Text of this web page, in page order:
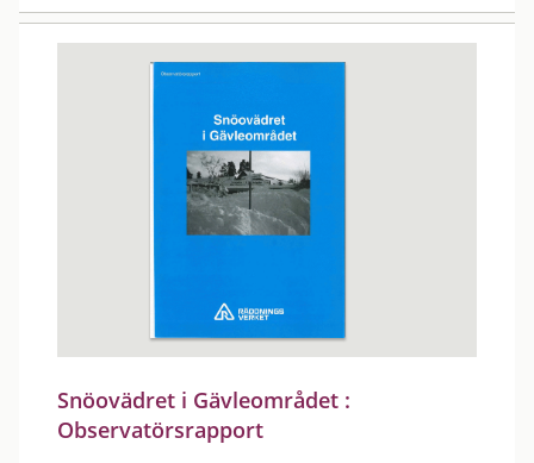
Snöovädret i Gävleområdet :
Observatörsrapport